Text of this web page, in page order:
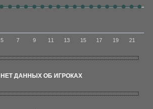
5 7 9 11 13 15 17 19 21
НЕТ ДАННЫХ ОБ ИГРОКАХ